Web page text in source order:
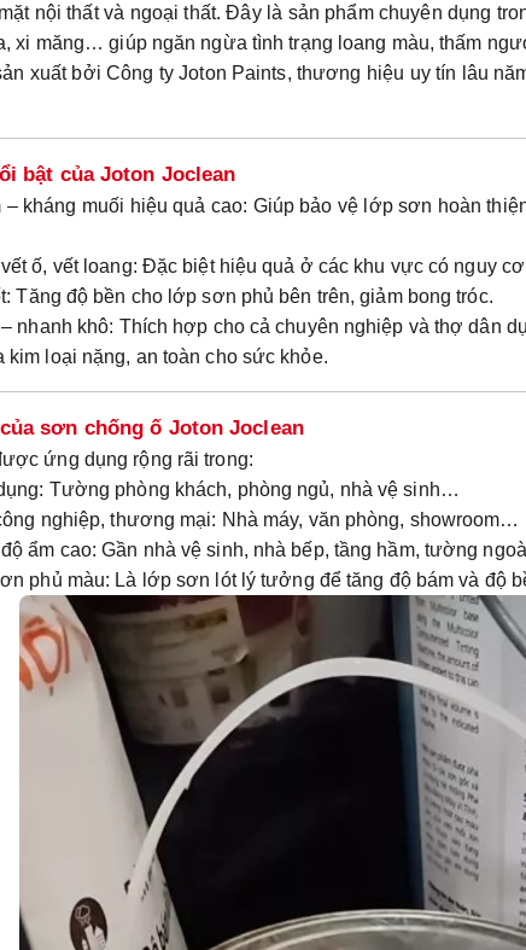
nội thất và ngoại thất. Đây là sản phẩm chuyên dụng
xi măng… giúp ngăn ngừa tình trạng loang màu, thấm
xuất bởiCông ty Joton Paints, thương hiệu uy tín lâu
bật của Joton Joclean
– kháng muối hiệu quả cao: Giúp bảo vệ lớp sơn hoàn
ố, vết loang: Đặc biệt hiệu quả ở các khu vực có nguy
: Tăng độ bền cho lớp sơn phủ bên trên, giảm bong tróc.
nhanh khô: Thích hợp cho cả chuyên nghiệp và thợ dân
kim loại nặng, an toàn cho sức khỏe.
sơn chống ố Joton Joclean
ứng dụng rộng rãi trong:
: Tường phòng khách, phòng ngủ, nhà vệ sinh…
nghiệp, thương mại: Nhà máy, văn phòng, showroom…
ẩm cao: Gần nhà vệ sinh, nhà bếp, tầng hầm, tường
phủ màu: Là lớp sơn lót lý tưởng để tăng độ bám và độ